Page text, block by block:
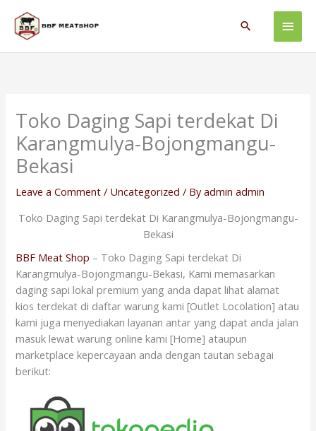
content
Main
Search
Toko Daging Sapi terdekat Di
Karangmulya-Bojongmangu-
Bekasi
Leave a Comment / Uncategorized / Byadmin admin
Toko Daging Sapi terdekat Di Karangmulya-Bojongmangu-
Bekasi
BBF Meat Shop – Toko Daging Sapi terdekat Di
Karangmulya-Bojongmangu-Bekasi, Kami memasarkan
daging sapi lokal premium yang anda dapat lihat alamat
kios terdekat di daftar warung kami [Outlet Locolation] atau
kami juga menyediakan layanan antar yang dapat anda jalan
masuk lewat warung online kami [Home] ataupun
marketplace kepercayaan anda dengan tautan sebagai
berikut: